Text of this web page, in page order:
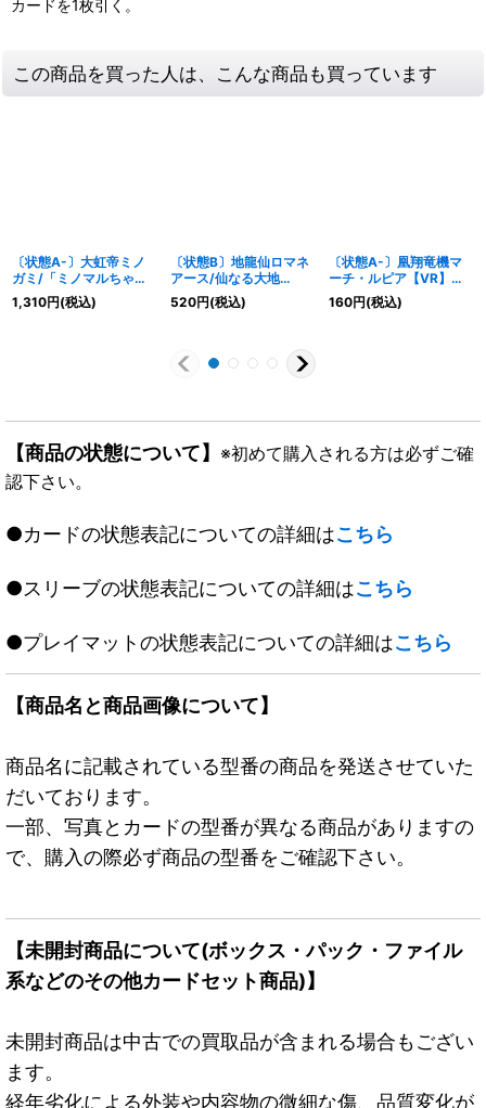
カードを1枚引く。
この商品を買った人は、こんな商品も買っています
〔状態A-〕大虹帝ミノ
ガミ/「ミノマルちゃ
ん！わたしがついてる
わ！」【SR】
1,310円(税込)
〔状態B〕地龍仙ロマネ
アース/仙なる大地
【SR】{23BD514/60}
《自然》
520円(税込)
〔状態A-〕凰翔竜機マ
ーチ・ルピア【VR】
{24EX131/89}《多》
160円(税込)
【商品の状態について】 ※初めて購入される方は必ずご確
認下さい。
●カードの状態表記についての詳細はこちら
●スリーブの状態表記についての詳細はこちら
●プレイマットの状態表記についての詳細はこちら
【商品名と商品画像について】
商品名に記載されている型番の商品を発送させていた
だいております。
一部、写真とカードの型番が異なる商品がありますの
で、購入の際必ず商品の型番をご確認下さい。
【未開封商品について(ボックス・パック・ファイル
系などのその他カードセット商品)】
未開封商品は中古での買取品が含まれる場合もござい
ます。
経年劣化による外装や内容物の微細な傷、品質変化が